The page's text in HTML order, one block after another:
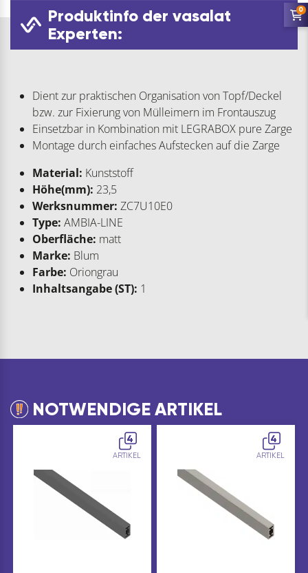
Produktinfo der vasalat
Experten:
Dient zur praktischen Organisation von Topf/Deckel
bzw. zur Fixierung von Mülleimern im Frontauszug
Einsetzbar in Kombination mit LEGRABOX pure Zarge
Montage durch einfaches Aufstecken auf die Zarge
Material: Kunststoff
Höhe(mm): 23,5
Werksnummer: ZC7U10E0
Type: AMBIA-LINE
Oberfläche: matt
Marke: Blum
Farbe: Oriongrau
Inhaltsangabe (ST): 1
NOTWENDIGE ARTIKEL
4
ARTIKEL
4
ARTIKEL
0